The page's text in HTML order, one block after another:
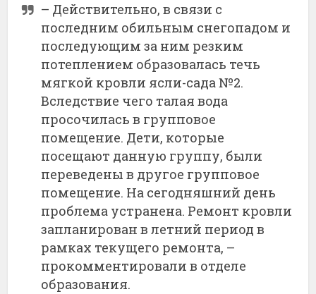
– Действительно, в связи с
последним обильным снегопадом и
последующим за ним резким
потеплением образовалась течь
мягкой кровли ясли-сада №2.
Вследствие чего талая вода
просочилась в групповое
помещение. Дети, которые
посещают данную группу, были
переведены в другое групповое
помещение. На сегодняшний день
проблема устранена. Ремонт кровли
запланирован в летний период в
рамках текущего ремонта, –
прокомментировали в отделе
образования.